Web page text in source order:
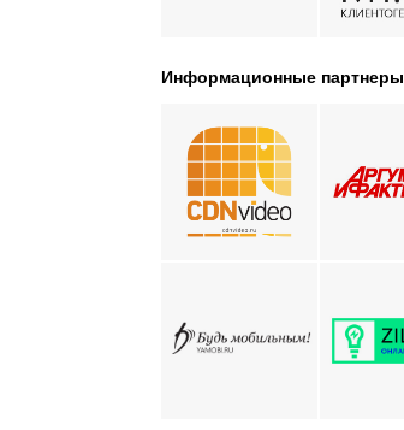
Информационные партнеры